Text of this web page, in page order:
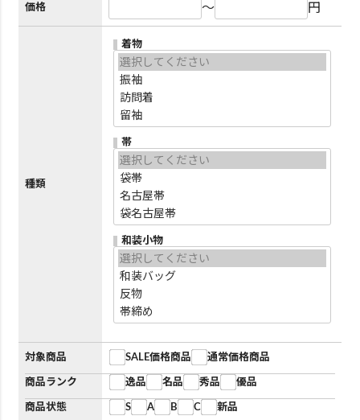
価格 ～ 円
種類
着物
帯
和装小物
対象商品 SALE価格商品 通常価格商品
商品ランク 逸品 名品 秀品 優品
商品状態 S A B C 新品